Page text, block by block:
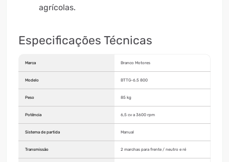
agrícolas.
Especificações Técnicas
Marca Branco Motores
Modelo BTTG-6.5 800
Peso 85 kg
Potência 6,5 cv a 3600 rpm
Sistema de partida Manual
Transmissão 2 marchas para frente / neutro e ré